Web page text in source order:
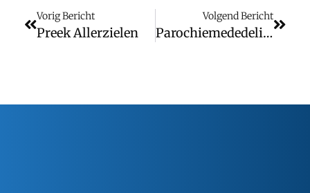
Vorig Bericht
Preek Allerzielen
Volgend Bericht
Parochiemededelingen (wk. 46)